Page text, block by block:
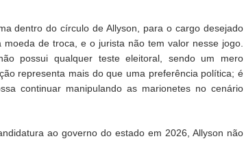
dentro do círculo de Allyson, para o cargo desejado
de troca, e o jurista não tem valor nesse jogo.
possui qualquer teste eleitoral, sendo um mero
representa mais do que uma preferência política; é
continuar manipulando as marionetes no cenário
ao governo do estado em 2026, Allyson não